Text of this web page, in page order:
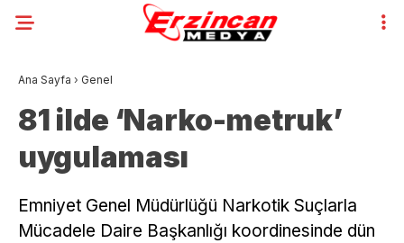
Ana Sayfa › Genel
81 ilde ‘Narko-metruk’
uygulaması
Emniyet Genel Müdürlüğü Narkotik Suçlarla
Mücadele Daire Başkanlığı koordinesinde dün